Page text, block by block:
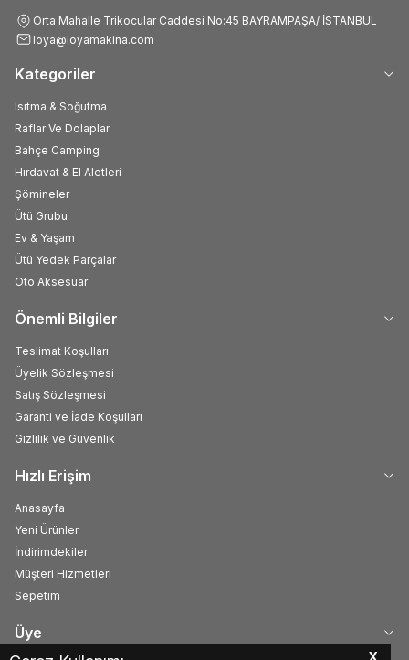
X
Orta Mahalle Trikocular Caddesi No:45 BAYRAMPAŞA/ İSTANBUL
loya@loyamakina.com
Kategoriler
Isıtma & Soğutma
Raflar Ve Dolaplar
Bahçe Camping
Hırdavat & El Aletleri
Şömineler
Ütü Grubu
Ev & Yaşam
Ütü Yedek Parçalar
Oto Aksesuar
Önemli Bilgiler
Teslimat Koşulları
Üyelik Sözleşmesi
Satış Sözleşmesi
Garanti ve İade Koşulları
Gizlilik ve Güvenlik
Hızlı Erişim
Anasayfa
Yeni Ürünler
İndirimdekiler
Müşteri Hizmetleri
Sepetim
Üye